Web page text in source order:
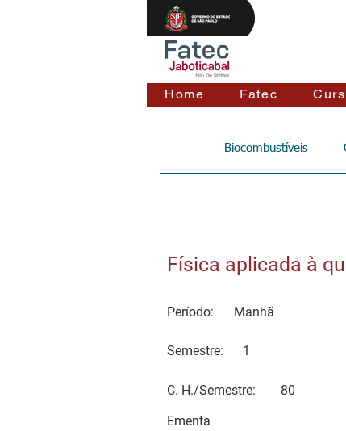
Home Fatec
Biocombustíveis
80
C. H./Semestre:
1
Semestre:
Manhã
Período:
Física aplicada à
Ementa